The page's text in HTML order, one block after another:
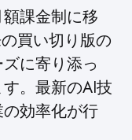
課金制に移
買い切り版の
に寄り添っ
。最新のAI技
効率化が行